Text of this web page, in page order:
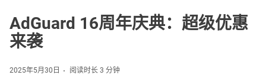
AdGuard 16周年庆典：超级优惠
来袭
2025年5月30日 阅读时长 3 分钟